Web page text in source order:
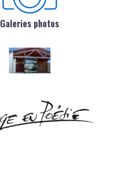
Galeries photos